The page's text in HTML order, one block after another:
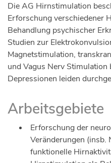
Die AG Hirnstimulation
Erforschung verschiedener
Behandlung psychischer
Studien zur
Magnetstimulation,
und Vagus Nerv Stimulation
Depressionen leiden
Arbeitsgebiete
Erforschung der
Veränderungen (insb.
funktionelle